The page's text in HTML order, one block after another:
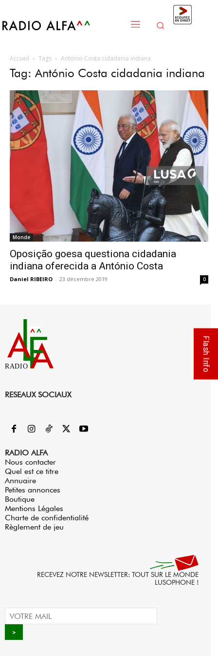
Accueil Tags António Costa cidadania indiana
Tag: António Costa cidadania indiana
Monde
Oposição goesa questiona cidadania
indiana oferecida a António Costa
Daniel RIBEIRO - 23 décembre 2019 0
RADIO
RESEAUX SOCIAUX
RADIO ALFA
Nous contacter
Quel est ce titre
Annuaire
Petites annonces
Boutique
Mentions Légales
Charte de confidentialité
Règlement de jeu
RECEVEZ NOTRE NEWSLETTER: TOUT SUR LE MONDE
LUSOPHONE !
Flash Info